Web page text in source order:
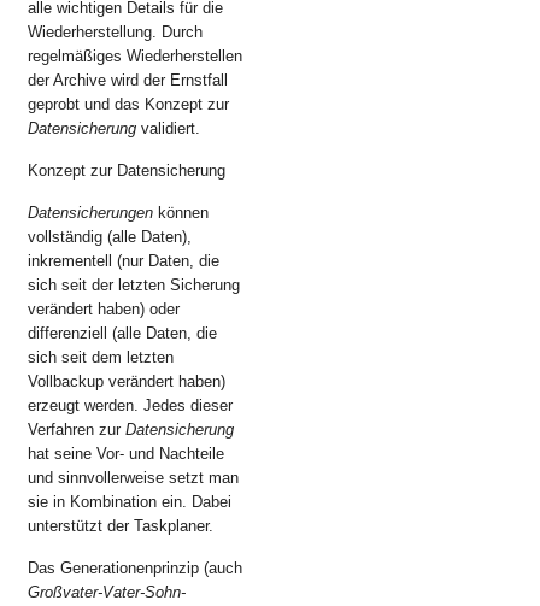
alle wichtigen Details für die
Wiederherstellung. Durch
regelmäßiges Wiederherstellen
der Archive wird der Ernstfall
geprobt und das Konzept zur
Datensicherung validiert.
Konzept zur Datensicherung
Datensicherungen können
vollständig (alle Daten),
inkrementell (nur Daten, die
sich seit der letzten Sicherung
verändert haben) oder
differenziell (alle Daten, die
sich seit dem letzten
Vollbackup verändert haben)
erzeugt werden. Jedes dieser
Verfahren zur Datensicherung
hat seine Vor- und Nachteile
und sinnvollerweise setzt man
sie in Kombination ein. Dabei
unterstützt der Taskplaner.
Das Generationenprinzip (auch
Großvater-Vater-Sohn-